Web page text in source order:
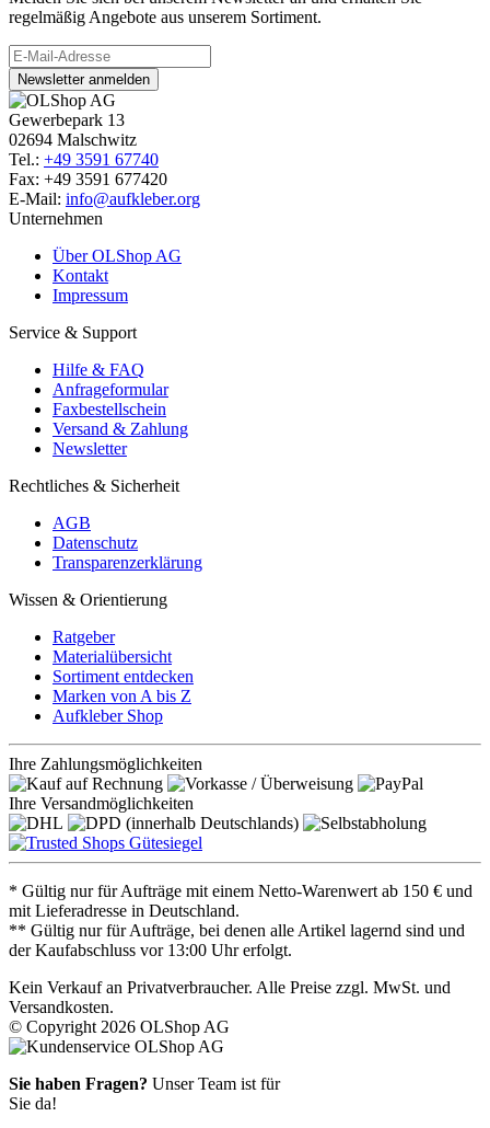
regelmäßig Angebote aus unserem Sortiment.
Newsletter anmelden
Gewerbepark 13
02694 Malschwitz
Tel.: +49 3591 67740
Fax: +49 3591 677420
E-Mail: info@aufkleber.org
Unternehmen
Über OLShop AG
Kontakt
Impressum
Service & Support
Hilfe & FAQ
Anfrageformular
Faxbestellschein
Versand & Zahlung
Newsletter
Rechtliches & Sicherheit
AGB
Datenschutz
Transparenzerklärung
Wissen & Orientierung
Ratgeber
Materialübersicht
Sortiment entdecken
Marken von A bis Z
Aufkleber Shop
Ihre Zahlungsmöglichkeiten
Ihre Versandmöglichkeiten
* Gültig nur für Aufträge mit einem Netto-Warenwert ab 150 € und
mit Lieferadresse in Deutschland.
** Gültig nur für Aufträge, bei denen alle Artikel lagernd sind und
der Kaufabschluss vor 13:00 Uhr erfolgt.
Kein Verkauf an Privatverbraucher. Alle Preise zzgl. MwSt. und
Versandkosten.
© Copyright 2026 OLShop AG
Sie haben Fragen? Unser Team ist für
Sie da!